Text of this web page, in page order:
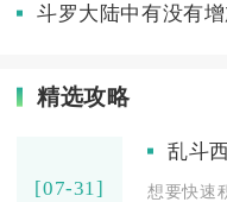
斗罗大陆中有没有
精选攻略
[07-31]
乱斗